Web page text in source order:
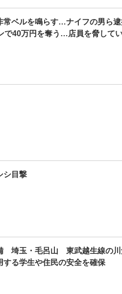
常ベルを鳴らす…ナイフの男ら
40万円を奪う…店員を脅して
シ目撃
埼玉・毛呂山 東武越生線の
る学生や住民の安全を確保